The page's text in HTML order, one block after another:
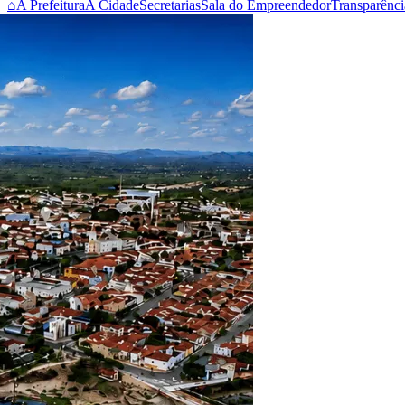
⌂A PrefeituraA CidadeSecretariasSala do Empreendedor